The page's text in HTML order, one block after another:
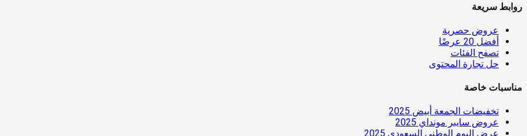
روابط سريعة
عروض حصرية
أفضل 20 عرضًا
تصفح الفئات
حل تجارة المحتوى
مناسبات خاصة
تخفيضات الجمعة أبيض 2025
عروض سايبر مونداي 2025
عرض اليوم الوطني السعودي 2025